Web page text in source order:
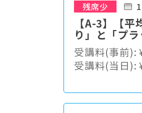
残席少
【A-3】【
り」と「プ
受講料(事前):
受講料(当日):